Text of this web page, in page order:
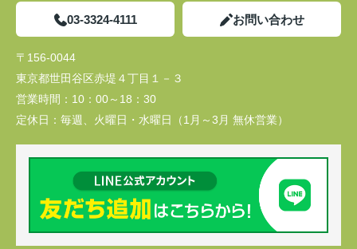
03-3324-4111 お問い合わせ
〒156-0044
東京都世田谷区赤堤４丁目１－３
営業時間： 10：00～18：30
定休日： 毎週、火曜日・水曜日（1月～3月 無休営業）